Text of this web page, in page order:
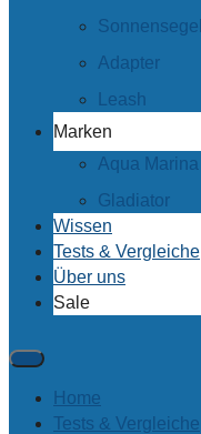
Sonnensegel
Adapter
Leash
Marken
Aqua Marina
Gladiator
Wissen
Tests & Vergleiche
Über uns
Sale
Home
Tests & Vergleiche